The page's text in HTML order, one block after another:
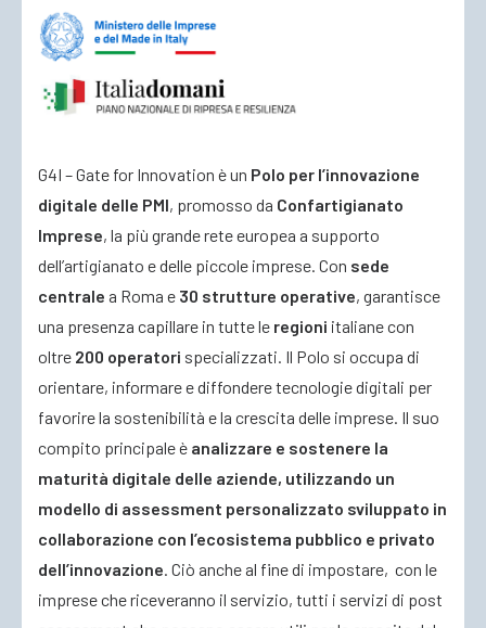
G4I – Gate for Innovation è un Polo per l’innovazione
digitale delle PMI, promosso da Confartigianato
Imprese, la più grande rete europea a supporto
dell’artigianato e delle piccole imprese. Con sede
centrale a Roma e 30 strutture operative, garantisce
una presenza capillare in tutte le regioni italiane con
oltre 200 operatori specializzati. Il Polo si occupa di
orientare, informare e diffondere tecnologie digitali per
favorire la sostenibilità e la crescita delle imprese. Il suo
compito principale è analizzare e sostenere la
maturità digitale delle aziende, utilizzando un
modello di assessment personalizzato sviluppato in
collaborazione con l’ecosistema pubblico e privato
dell’innovazione. Ciò anche al fine di impostare, con le
imprese che riceveranno il servizio, tutti i servizi di post